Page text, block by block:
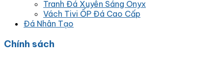
Tranh Đá Xuyên Sáng Onyx
Vách Tivi ỐP Đá Cao Cấp
Đá Nhân Tạo
Chính sách